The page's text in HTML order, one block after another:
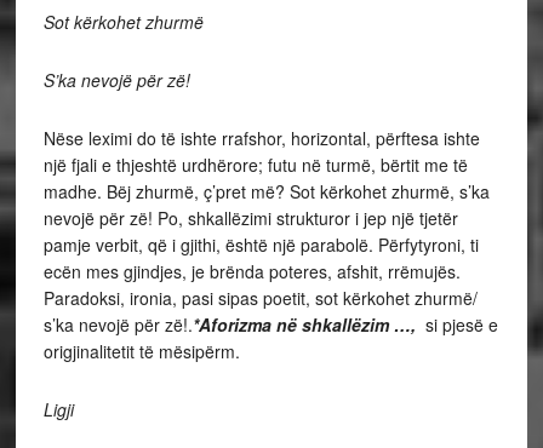
Sot kërkohet zhurmë
S’ka nevojë për zë!
Nëse leximi do të ishte rrafshor, horizontal, përftesa ishte
një fjali e thjeshtë urdhërore; futu në turmë, bërtit me të
madhe. Bëj zhurmë, ç’pret më? Sot kërkohet zhurmë, s’ka
nevojë për zë! Po, shkallëzimi strukturor i jep një tjetër
pamje verbit, që i gjithi, është një parabolë. Përfytyroni, ti
ecën mes gjindjes, je brënda poteres, afshit, rrëmujës.
Paradoksi, ironia, pasi sipas poetit, sot kërkohet zhurmë/
s’ka nevojë për zë!.*Aforizma në shkallëzim …, si pjesë e
origjinalitetit të mësipërm.
Ligji